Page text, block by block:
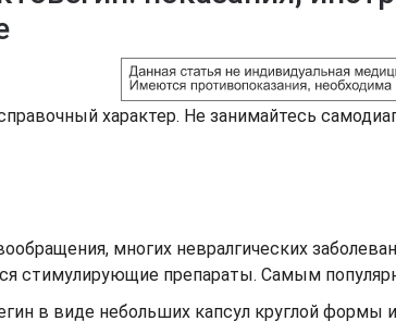
характер. Не занимайтесь
многих невралгических
стимулирующие препараты. Самым
в виде небольших капсул круглой